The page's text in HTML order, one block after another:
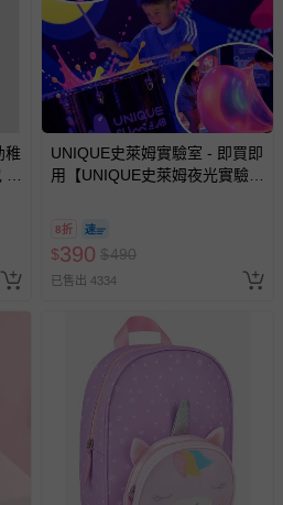
步代購，遇缺貨即會通知媽咪並協
等錯誤原因，導致無法安排出貨，
訂單取消事宜，並將提供適當補
稚
UNIQUE史萊姆實驗室 - 即買即
用【UNIQUE史萊姆夜光實驗室
人小孩均一價(3歲以上需購票))
8折
$390 $490
已售出 4334